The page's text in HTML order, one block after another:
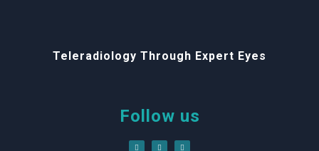
Teleradiology Through Expert Eyes
Follow us